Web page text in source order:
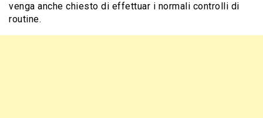
venga anche chiesto di effettuar i normali controlli di
routine.